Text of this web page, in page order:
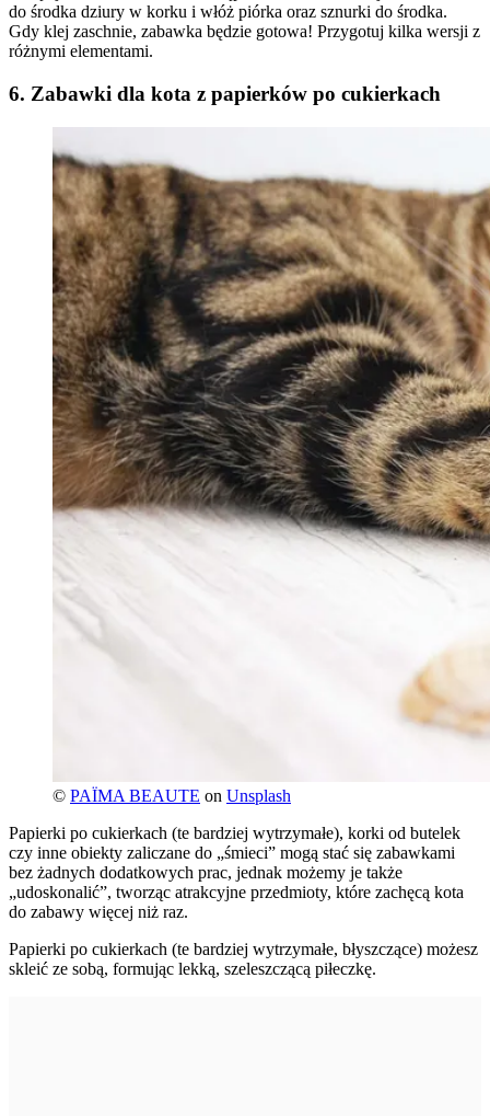
do środka dziury w korku i włóż piórka oraz sznurki do środka.
Gdy klej zaschnie, zabawka będzie gotowa! Przygotuj kilka wersji z
różnymi elementami.
6. Zabawki dla kota z papierków po cukierkach
© PAÏMA BEAUTE on Unsplash
Papierki po cukierkach (te bardziej wytrzymałe), korki od butelek
czy inne obiekty zaliczane do „śmieci” mogą stać się zabawkami
bez żadnych dodatkowych prac, jednak możemy je także
„udoskonalić”, tworząc atrakcyjne przedmioty, które zachęcą kota
do zabawy więcej niż raz.
Papierki po cukierkach (te bardziej wytrzymałe, błyszczące) możesz
skleić ze sobą, formując lekką, szeleszczącą piłeczkę.